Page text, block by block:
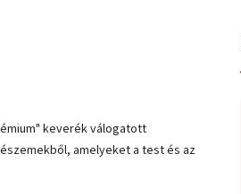
keverék válogatott
amelyeket a test és az